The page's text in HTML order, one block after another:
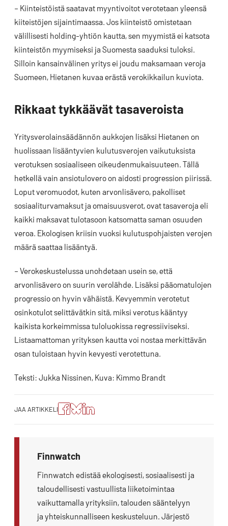
– Kiinteistöistä saatavat myyntivoitot verotetaan yleensä
kiiteistöjen sijaintimaassa. Jos kiinteistö omistetaan
välillisesti holding-yhtiön kautta, sen myymistä ei katsota
kiinteistön myymiseksi ja Suomesta saaduksi tuloksi.
Silloin kansainvälinen yritys ei joudu maksamaan veroja
Suomeen, Hietanen kuvaa erästä verokikkailun kuviota.
Rikkaat tykkäävät tasaveroista
Yritysverolainsäädännön aukkojen lisäksi Hietanen on
huolissaan lisääntyvien kulutusverojen vaikutuksista
verotuksen sosiaaliseen oikeudenmukaisuuteen. Tällä
hetkellä vain ansiotulovero on aidosti progression piirissä.
Loput veromuodot, kuten arvonlisävero, pakolliset
sosiaaliturvamaksut ja omaisuusverot, ovat tasaveroja eli
kaikki maksavat tulotasoon katsomatta saman osuuden
veroa. Ekologisen kriisin vuoksi kulutuspohjaisten verojen
määrä saattaa lisääntyä.
– Verokeskustelussa unohdetaan usein se, että
arvonlisävero on suurin verolähde. Lisäksi pääomatulojen
progressio on hyvin vähäistä. Kevyemmin verotetut
osinkotulot selittävätkin sitä, miksi verotus kääntyy
kaikista korkeimmissa tuloluokissa regressiiviseksi.
Listaamattoman yrityksen kautta voi nostaa merkittävän
osan tuloistaan hyvin kevyesti verotettuna.
Teksti: Jukka Nissinen, Kuva: Kimmo Brandt
JAA ARTIKKELI
Jaa
artikkeli
Facebookissa
Jaa
artikkeli
Blueskyssa
Jako:
Jaa
artikkeli
Finnwatch
Finnwatch edistää ekologisesti, sosiaalisesti ja
taloudellisesti vastuullista liiketoimintaa
vaikuttamalla yrityksiin, talouden sääntelyyn
ja yhteiskunnalliseen keskusteluun. Järjestö